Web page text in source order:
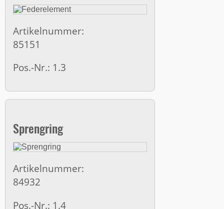
Artikelnummer:
85151
Pos.-Nr.: 1.3
Sprengring
Artikelnummer:
84932
Pos.-Nr.: 1.4